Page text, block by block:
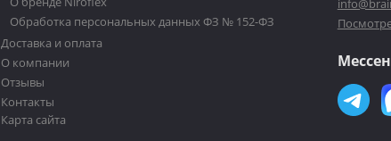
Обработка персональных данных ФЗ № 152-ФЗ
Доставка и оплата
О компании
Отзывы
Контакты
Карта сайта